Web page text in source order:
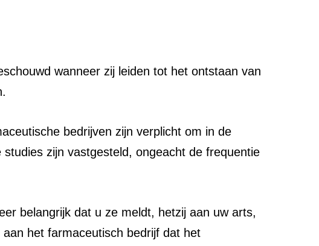
wanneer zij leiden tot het ontstaan van
bedrijven zijn verplicht om in de
zijn vastgesteld, ongeacht de frequentie
belangrijk dat u ze meldt, hetzij aan uw arts,
het farmaceutisch bedrijf dat het